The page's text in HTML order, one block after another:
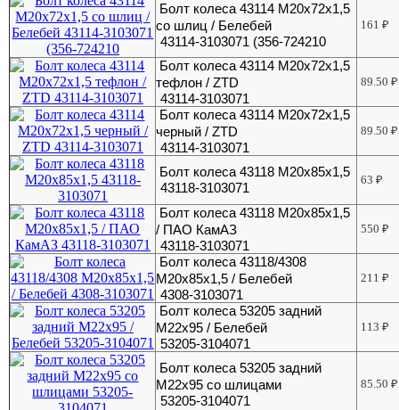
Болт колеса 43114 М20х72х1,5
со шлиц / Белебей
43114-3103071 (356-724210
161₽
Болт колеса 43114 М20х72х1,5
тефлон / ZTD
43114-3103071
89.50₽
Болт колеса 43114 М20х72х1,5
черный / ZTD
43114-3103071
89.50₽
Болт колеса 43118 М20х85х1,5
43118-3103071
63₽
Болт колеса 43118 М20х85х1,5
/ ПАО КамАЗ
43118-3103071
550₽
Болт колеса 43118/4308
М20х85х1,5 / Белебей
4308-3103071
211₽
Болт колеса 53205 задний
М22х95 / Белебей
53205-3104071
113₽
Болт колеса 53205 задний
М22х95 со шлицами
53205-3104071
85.50₽